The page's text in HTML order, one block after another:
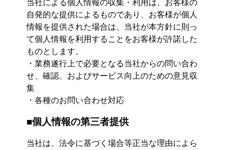
当社による個人情報の収集・利用は、お客様の
自発的な提供によるものであり、お客様が個人
情報を提供された場合は、当社が本方針に則っ
て個人情報を利用することをお客様が許諾した
ものとします。
・業務遂行上で必要となる当社からの問い合わ
せ、確認、およびサービス向上のための意見収
集
・各種のお問い合わせ対応
■個人情報の第三者提供
当社は、法令に基づく場合等正当な理由によら